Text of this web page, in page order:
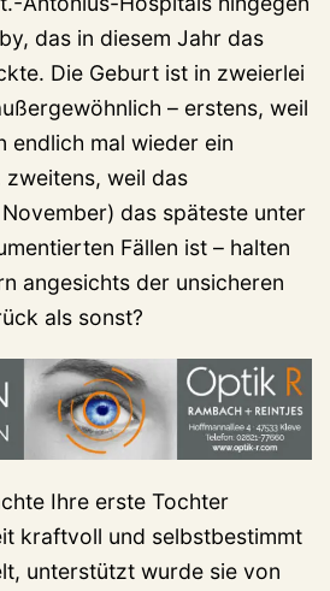
das in diesem Jahr das
Die Geburt ist in zweierlei
– erstens, weil
endlich mal wieder ein
weil das
das späteste unter
Fällen ist – halten
angesichts der unsicheren
als sonst?
Ihre erste Tochter
kraftvoll und selbstbestimmt
unterstützt wurde sie von